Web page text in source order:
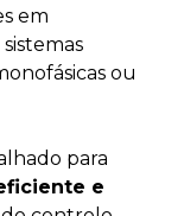
em
ou
para
e